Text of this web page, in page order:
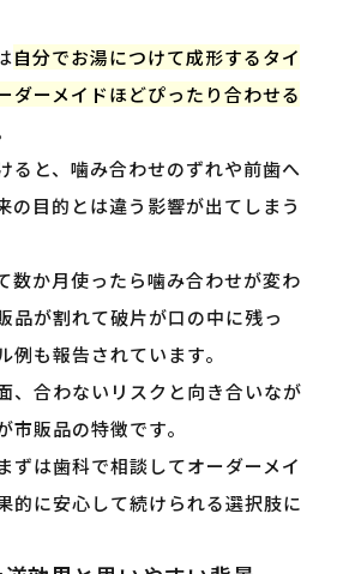
自分でお湯につけて成形するタイ
ダーメイドほどぴったり合わせる
ると、噛み合わせのずれや前歯へ
の目的とは違う影響が出てしまう
数か月使ったら噛み合わせが変わ
品が割れて破片が口の中に残っ
例も報告されています。
、合わないリスクと向き合いなが
市販品の特徴です。
ずは歯科で相談してオーダーメイ
的に安心して続けられる選択肢に